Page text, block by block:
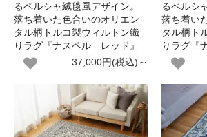
るペルシャ絨毯風デザイン。
落ち着いた色合いのオリエン
タル柄トルコ製ウィルトン織
りラグ『ナスペル レッド』
37,000円(税込)～
るペルシ
落ち着い
タル柄ト
りラグ『